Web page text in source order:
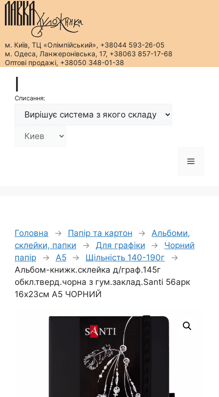
м. Київ, ТЦ «Олімпійський», +38044 593-26-05
м. Одеса, Ланжеронівська, 17, +38063 857-17-68
Оптові продажі, +38050 348-01-38
вмістуСписання:
Меню
Головна → Папір та картон →
Альбоми,
склейки, папки
→ Для графіки →
Чорний
папір
→ А5 → Щільність 140-190г
→
Альбом-книжк.склейка д/граф.145г
обкл.тверд.чорна з гум.заклад.Santi 56арк
16х23см А5 ЧОРНИЙ